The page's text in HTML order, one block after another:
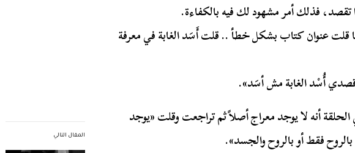
المقال التالي
تقصد، فذلك أمر مشهود لك فيه بالكفاءة.
قلت عنوان كتاب بشكل خطأ .. قلت أَسَد الغابة في معرفة
أُسْد الغابة مش أسَد».
أنه لا يوجد معراج أصلاً ثم تراجعت وقلت «يوجد
فقط أو بالروح والجسد».